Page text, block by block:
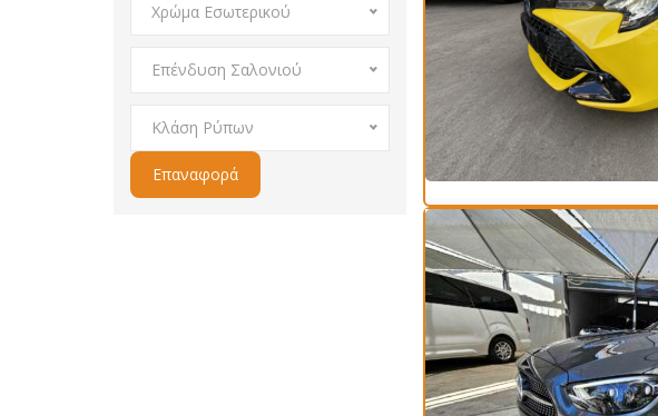
Χρώμα Εσωτερικού
Επένδυση Σαλονιού
Κλάση Ρύπων
Επαναφορά